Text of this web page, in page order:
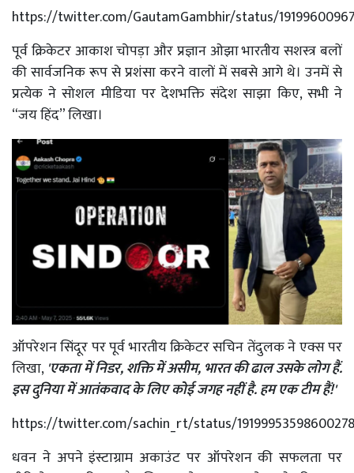
https://twitter.com/GautamGambhir/status/
पूर्व क्रिकेटर आकाश चोपड़ा और प्रज्ञान ओझा भारतीय सशस्त्र बलों
की सार्वजनिक रूप से प्रशंसा करने वालों में सबसे आगे थे। उनमें से
प्रत्येक ने सोशल मीडिया पर देशभक्ति संदेश साझा किए, सभी ने
“जय हिंद” लिखा।
ऑपरेशन सिंदूर पर पूर्व भारतीय क्रिकेटर सचिन तेंदुलक ने एक्स पर
लिखा, 'एकता में निडर, शक्ति में असीम, भारत की ढाल उसके लोग हैं.
इस दुनिया में आतंकवाद के लिए कोई जगह नहीं है. हम एक टीम हैं!'
https://twitter.com/sachin_rt/status/
धवन ने अपने इंस्टाग्राम अकाउंट पर ऑपरेशन की सफलता पर